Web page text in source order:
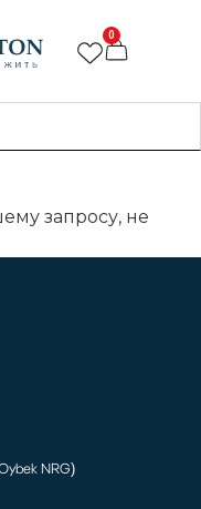
0
запросу, не
NRG)